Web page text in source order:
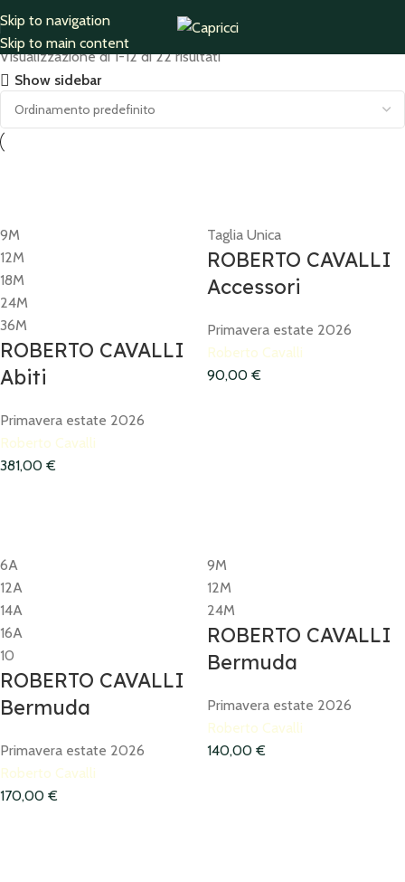
Skip to navigation
Skip to main content
Accessories
773 products
Home Prodotto Brand
Roberto Cavalli
Visualizzazione di 1-12 di 22 risultati
Show sidebar
9M
12M
18M
24M
36M
ROBERTO CAVALLI
Abiti
Primavera estate 2026
Roberto Cavalli
381,00 €
Taglia Unica
ROBERTO CAVALLI
Accessori
Primavera estate 2026
Roberto Cavalli
90,00 €
6A
12A
14A
16A
10
ROBERTO CAVALLI
Bermuda
Primavera estate 2026
Roberto Cavalli
170,00 €
9M
12M
24M
ROBERTO CAVALLI
Bermuda
Primavera estate 2026
Roberto Cavalli
140,00 €